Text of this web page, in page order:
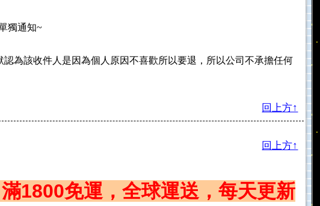
獨通知~
為該收件人是因為個人原因不喜歡所以要退，所以公司不承擔任何
回上方↑
回上方↑
滿1800免運，全球運送，每天更新